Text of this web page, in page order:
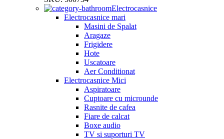
Electrocasnice
Electrocasnice mari
Masini de Spalat
Aragaze
Frigidere
Hote
Uscatoare
Aer Conditionat
Electrocasnice Mici
Aspiratoare
Cuptoare cu microunde
Rasnite de cafea
Fiare de calcat
Boxe audio
TV si suporturi TV